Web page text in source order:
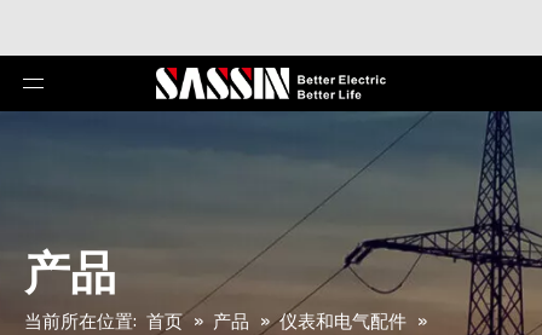
产品
当前所在位置: 首页 » 产品 » 仪表和电气配件 »